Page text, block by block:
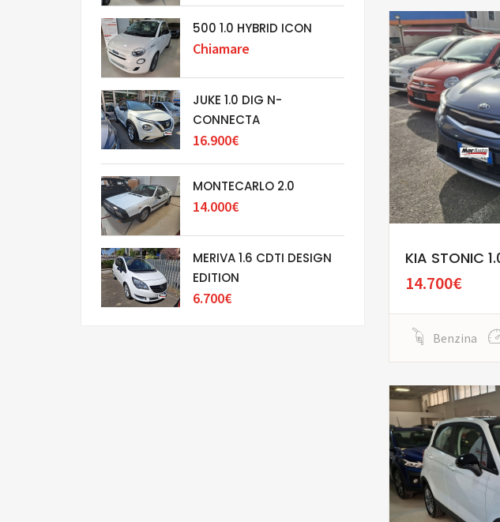
KIA STONIC
14.700€
Benzina
500 1.0 HYBRID ICON
Chiamare
JUKE 1.0 DIG N-
CONNECTA
16.900€
MONTECARLO 2.0
14.000€
MERIVA 1.6 CDTI DESIGN
EDITION
6.700€